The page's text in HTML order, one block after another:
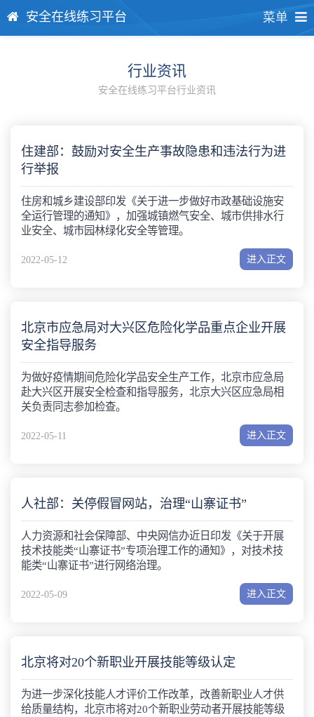
安全在线练习平台 菜单
行业资讯
安全在线练习平台行业资讯
住建部：鼓励对安全生产事故隐患和违法行为进
行举报
住房和城乡建设部印发《关于进一步做好市政基础设施安
全运行管理的通知》，加强城镇燃气安全、城市供排水行
业安全、城市园林绿化安全等管理。
2022-05-12 进入正文
北京市应急局对大兴区危险化学品重点企业开展
安全指导服务
为做好疫情期间危险化学品安全生产工作，北京市应急局
赴大兴区开展安全检查和指导服务，北京大兴区应急局相
关负责同志参加检查。
2022-05-11 进入正文
人社部：关停假冒网站，治理“山寨证书”
人力资源和社会保障部、中央网信办近日印发《关于开展
技术技能类“山寨证书”专项治理工作的通知》，对技术技
能类“山寨证书”进行网络治理。
2022-05-09 进入正文
北京将对20个新职业开展技能等级认定
为进一步深化技能人才评价工作改革，改善新职业人才供
给质量结构，北京市将对20个新职业劳动者开展技能等级